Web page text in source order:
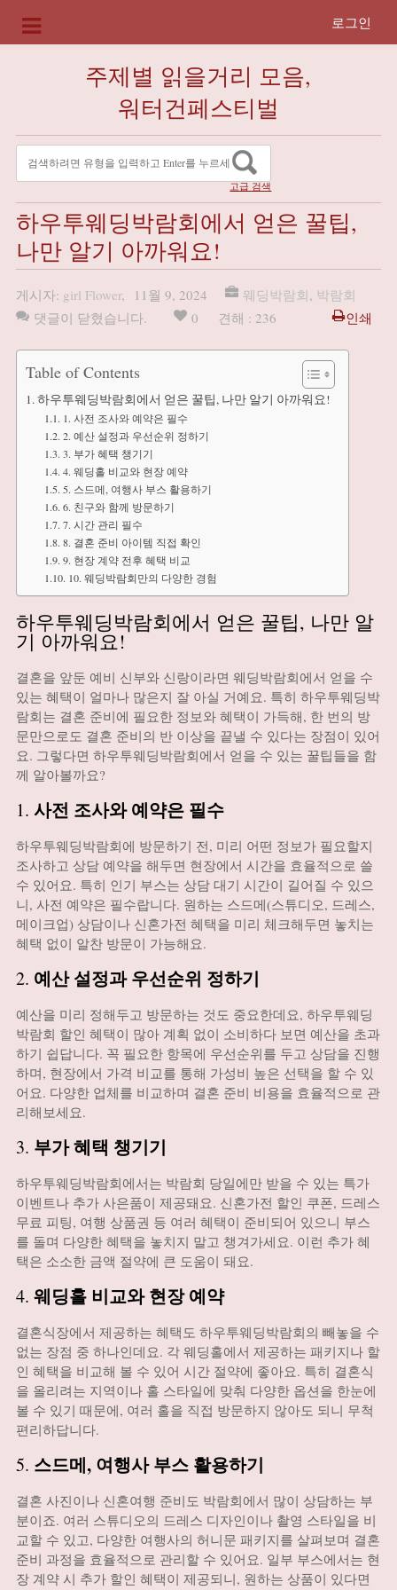
로그인
주제별 읽을거리 모음,
워터건페스티벌
고급 검색
하우투웨딩박람회에서 얻은 꿀팁,
나만 알기 아까워요!
게시자: girl Flower, 11월 9, 2024 웨딩박람회, 박람회
댓글이 닫혔습니다.
0 견해 : 236 인쇄
Table of Contents
하우투웨딩박람회에서 얻은 꿀팁, 나만 알기 아까워요!
1. 사전 조사와 예약은 필수
2. 예산 설정과 우선순위 정하기
3. 부가 혜택 챙기기
4. 웨딩홀 비교와 현장 예약
5. 스드메, 여행사 부스 활용하기
6. 친구와 함께 방문하기
7. 시간 관리 필수
8. 결혼 준비 아이템 직접 확인
9. 현장 계약 전후 혜택 비교
10. 웨딩박람회만의 다양한 경험
하우투웨딩박람회에서 얻은 꿀팁, 나만 알
기 아까워요!
결혼을 앞둔 예비 신부와 신랑이라면 웨딩박람회에서 얻을 수
있는 혜택이 얼마나 많은지 잘 아실 거예요. 특히 하우투웨딩박
람회는 결혼 준비에 필요한 정보와 혜택이 가득해, 한 번의 방
문만으로도 결혼 준비의 반 이상을 끝낼 수 있다는 장점이 있어
요. 그렇다면 하우투웨딩박람회에서 얻을 수 있는 꿀팁들을 함
께 알아볼까요?
1. 사전 조사와 예약은 필수
하우투웨딩박람회에 방문하기 전, 미리 어떤 정보가 필요할지
조사하고 상담 예약을 해두면 현장에서 시간을 효율적으로 쓸
수 있어요. 특히 인기 부스는 상담 대기 시간이 길어질 수 있으
니, 사전 예약은 필수랍니다. 원하는 스드메(스튜디오, 드레스,
메이크업) 상담이나 신혼가전 혜택을 미리 체크해두면 놓치는
혜택 없이 알찬 방문이 가능해요.
2. 예산 설정과 우선순위 정하기
예산을 미리 정해두고 방문하는 것도 중요한데요, 하우투웨딩
박람회 할인 혜택이 많아 계획 없이 소비하다 보면 예산을 초과
하기 쉽답니다. 꼭 필요한 항목에 우선순위를 두고 상담을 진행
하며, 현장에서 가격 비교를 통해 가성비 높은 선택을 할 수 있
어요. 다양한 업체를 비교하며 결혼 준비 비용을 효율적으로 관
리해보세요.
3. 부가 혜택 챙기기
하우투웨딩박람회에서는 박람회 당일에만 받을 수 있는 특가
이벤트나 추가 사은품이 제공돼요. 신혼가전 할인 쿠폰, 드레스
무료 피팅, 여행 상품권 등 여러 혜택이 준비되어 있으니 부스
를 돌며 다양한 혜택을 놓치지 말고 챙겨가세요. 이런 추가 혜
택은 소소한 금액 절약에 큰 도움이 돼요.
4. 웨딩홀 비교와 현장 예약
결혼식장에서 제공하는 혜택도 하우투웨딩박람회의 빼놓을 수
없는 장점 중 하나인데요. 각 웨딩홀에서 제공하는 패키지나 할
인 혜택을 비교해 볼 수 있어 시간 절약에 좋아요. 특히 결혼식
을 올리려는 지역이나 홀 스타일에 맞춰 다양한 옵션을 한눈에
볼 수 있기 때문에, 여러 홀을 직접 방문하지 않아도 되니 무척
편리하답니다.
5. 스드메, 여행사 부스 활용하기
결혼 사진이나 신혼여행 준비도 박람회에서 많이 상담하는 부
분이죠. 여러 스튜디오의 드레스 디자인이나 촬영 스타일을 비
교할 수 있고, 다양한 여행사의 허니문 패키지를 살펴보며 결혼
준비 과정을 효율적으로 관리할 수 있어요. 일부 부스에서는 현
장 계약 시 추가 할인 혜택이 제공되니, 원하는 상품이 있다면